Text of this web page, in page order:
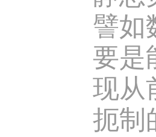
譬如
要是
现从
扼制